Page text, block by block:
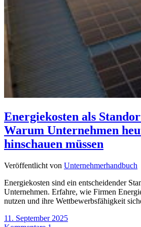
Energiekosten als
Warum Unternehmen
hinschauen müssen
Veröffentlicht von Unternehmerhandbuch
Energiekosten sind ein entscheidender
Unternehmen. Erfahre, wie Firmen
nutzen und ihre Wettbewerbsfähigkeit
11. September 2025